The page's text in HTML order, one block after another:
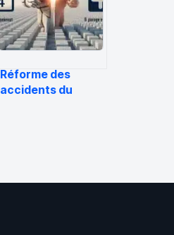
Réforme des
accidents du